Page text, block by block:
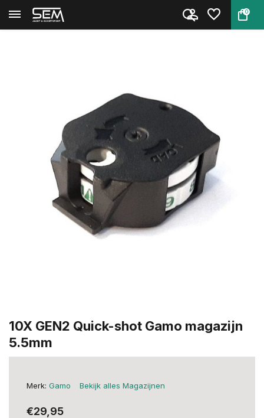
0
Terug Home 10X GEN2 Quick-shot Gamo magaz...
10X GEN2 Quick-shot Gamo magazijn
5.5mm
Merk: Gamo Bekijk alles Magazijnen
€29,95